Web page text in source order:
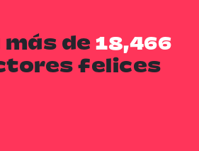
más de 20,000
felices